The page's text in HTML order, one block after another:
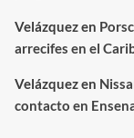
Velázquezen
arrecifes en el
Velázquezen
contacto en